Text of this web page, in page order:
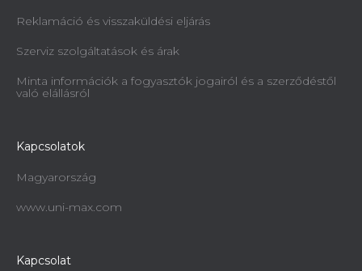
Reklamáció és visszaküldési eljárás
Szerviz szolgáltatások és árak
Minta információk a fogyasztók jogairól és a szerződéstől
való elállásról
Kapcsolatok
Magyarország
www.uni-max.com
Kapcsolat